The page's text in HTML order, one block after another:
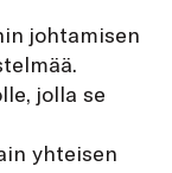
johtamisen
jolla se
yhteisen